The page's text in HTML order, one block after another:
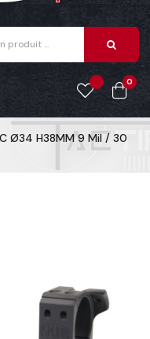
0
Ø34 H38MM 9 Mil / 30